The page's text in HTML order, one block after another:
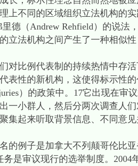
上不同的区域组织立法机构的
里德（Andrew Rehfield）的说
立法机构之间产生了一种相似
比例代表制的持续热情中存活
表性的新机构，这使得标示性
）的政策中。17它出现在
一小群人，然后分两次调查人
集起来听取背景信息、不同意
例子是加拿大不列颠哥伦比亚
务是审议现行的选举制度。